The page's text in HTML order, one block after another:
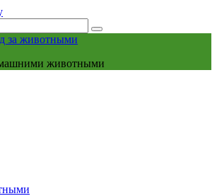
за животными
животными